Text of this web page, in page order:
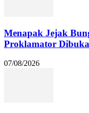
Menapak Jejak
Proklamator
07/08/2026